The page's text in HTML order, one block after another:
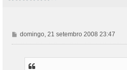
M
e
domingo, 21 setembro 2008 23:47